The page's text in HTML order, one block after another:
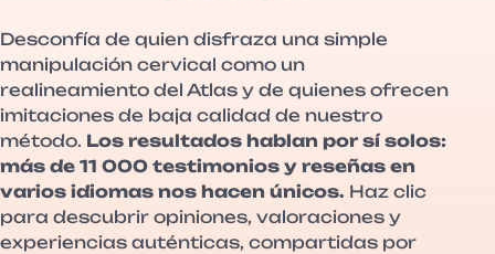
Desconfía de quien disfraza una simple
manipulación cervical como un
realineamiento del Atlas y de quienes ofrecen
imitaciones de baja calidad de nuestro
método. Los resultados hablan por sí solos:
más de 11 000 testimonios y reseñas en
varios idiomas nos hacen únicos. Haz clic
para descubrir opiniones, valoraciones y
experiencias auténticas, compartidas por